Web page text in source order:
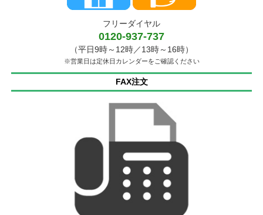
フリーダイヤル
0120-937-737
（平日9時～12時／13時～16時）
※営業日は定休日カレンダーをご確認ください
FAX注文